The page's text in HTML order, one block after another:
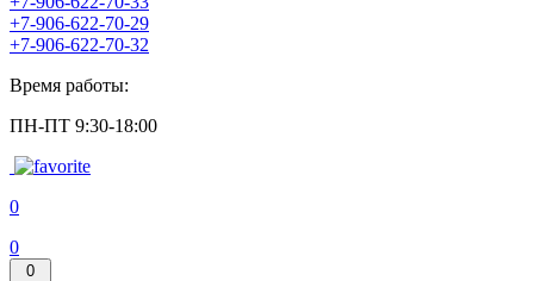
+7-906-622-70-29
+7-906-622-70-32
Время работы:
ПН-ПТ 9:30-18:00
0
0
0